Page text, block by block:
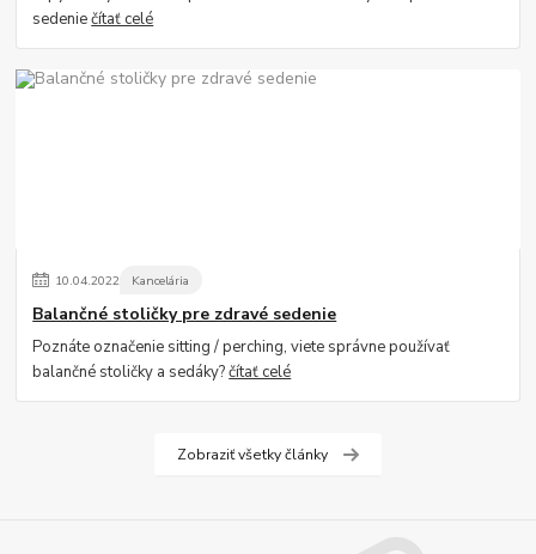
sedeniečítať celé
10.04.2022 Kancelária
Balančné stoličky pre zdravé sedenie
Poznáte označenie sitting / perching, viete správne používať
balančné stoličky a sedáky?čítať celé
Zobraziť všetky články